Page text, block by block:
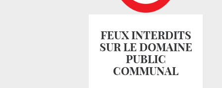
FEUX INTERDITS
SUR LE DOMAINE
PUBLIC
COMMUNAL